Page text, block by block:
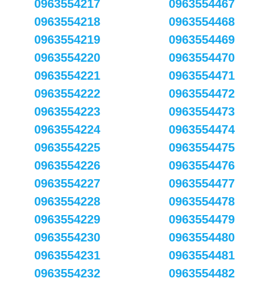
0963554217
0963554218
0963554219
0963554220
0963554221
0963554222
0963554223
0963554224
0963554225
0963554226
0963554227
0963554228
0963554229
0963554230
0963554231
0963554232
0963554467
0963554468
0963554469
0963554470
0963554471
0963554472
0963554473
0963554474
0963554475
0963554476
0963554477
0963554478
0963554479
0963554480
0963554481
0963554482